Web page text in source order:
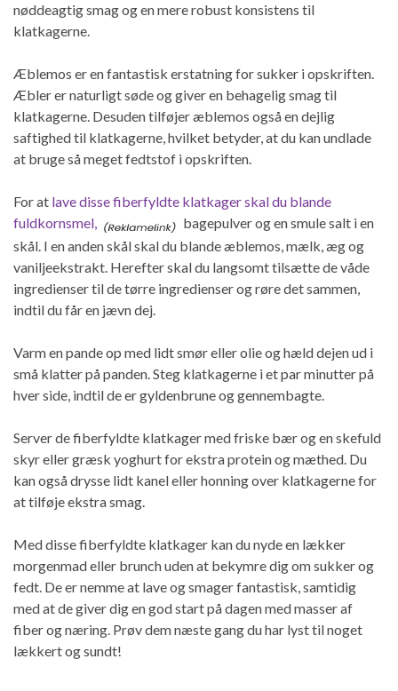
nøddeagtig smag og en mere robust konsistens til
klatkagerne.
Æblemos er en fantastisk erstatning for sukker i opskriften.
Æbler er naturligt søde og giver en behagelig smag til
klatkagerne. Desuden tilføjer æblemos også en dejlig
saftighed til klatkagerne, hvilket betyder, at du kan undlade
at bruge så meget fedtstof i opskriften.
For at lave disse fiberfyldte klatkager skal du blande
fuldkornsmel,
bagepulver og en smule salt i en
skål. I en anden skål skal du blande æblemos, mælk, æg og
vaniljeekstrakt. Herefter skal du langsomt tilsætte de våde
ingredienser til de tørre ingredienser og røre det sammen,
indtil du får en jævn dej.
Varm en pande op med lidt smør eller olie og hæld dejen ud i
små klatter på panden. Steg klatkagerne i et par minutter på
hver side, indtil de er gyldenbrune og gennembagte.
Server de fiberfyldte klatkager med friske bær og en skefuld
skyr eller græsk yoghurt for ekstra protein og mæthed. Du
kan også drysse lidt kanel eller honning over klatkagerne for
at tilføje ekstra smag.
Med disse fiberfyldte klatkager kan du nyde en lækker
morgenmad eller brunch uden at bekymre dig om sukker og
fedt. De er nemme at lave og smager fantastisk, samtidig
med at de giver dig en god start på dagen med masser af
fiber og næring. Prøv dem næste gang du har lyst til noget
lækkert og sundt!